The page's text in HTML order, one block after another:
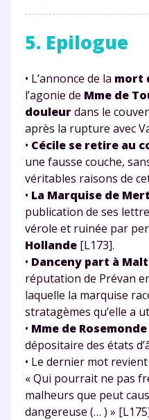
5. Epilogue
• L’annonce de la mort
l’agonie de Mme de
douleurdans le
après la rupture avec
• Cécile se retire au
une fausse couche,
véritables raisons de
• La Marquise de
publication de ses
vérole et ruinée par
Hollande [L173].
• Danceny part à
réputation de Prévan
laquelle la marquise
stratagèmes qu’elle a
• Mme de Rosemonde
dépositaire des états
• Le dernier mot revient
« Qui pourrait ne pas
malheurs que peut
dangereuse (… ) »